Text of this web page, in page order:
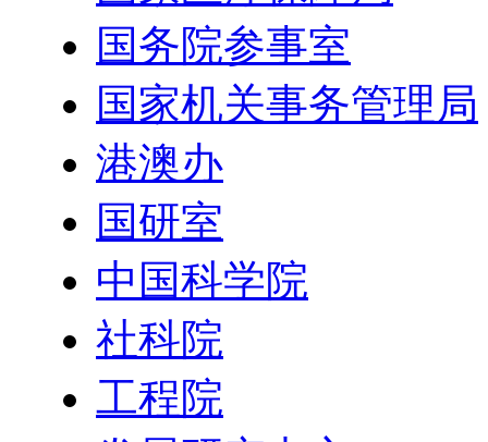
国务院参事室
国家机关事务管理局
港澳办
国研室
中国科学院
社科院
工程院